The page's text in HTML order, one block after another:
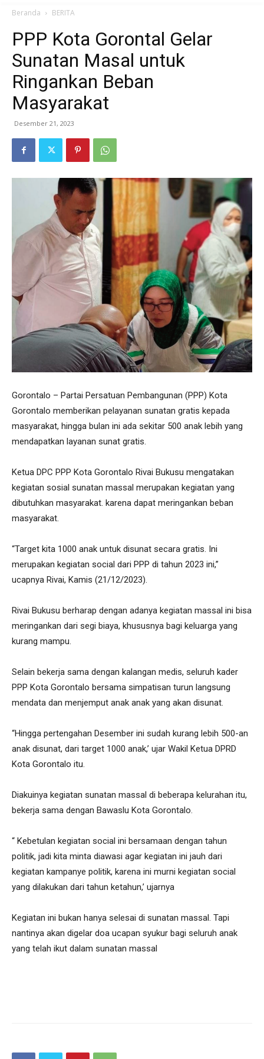
Beranda BERITA
PPP Kota Gorontal Gelar
Sunatan Masal untuk
Ringankan Beban
Masyarakat
Desember 21, 2023
Gorontalo – Partai Persatuan Pembangunan (PPP) Kota
Gorontalo memberikan pelayanan sunatan gratis kepada
masyarakat, hingga bulan ini ada sekitar 500 anak lebih yang
mendapatkan layanan sunat gratis.
Ketua DPC PPP Kota Gorontalo Rivai Bukusu mengatakan
kegiatan sosial sunatan massal merupakan kegiatan yang
dibutuhkan masyarakat. karena dapat meringankan beban
masyarakat.
“Target kita 1000 anak untuk disunat secara gratis. Ini
merupakan kegiatan social dari PPP di tahun 2023 ini,”
ucapnya Rivai, Kamis (21/12/2023).
Rivai Bukusu berharap dengan adanya kegiatan massal ini bisa
meringankan dari segi biaya, khususnya bagi keluarga yang
kurang mampu.
Selain bekerja sama dengan kalangan medis, seluruh kader
PPP Kota Gorontalo bersama simpatisan turun langsung
mendata dan menjemput anak anak yang akan disunat.
“Hingga pertengahan Desember ini sudah kurang lebih 500-an
anak disunat, dari target 1000 anak,’ ujar Wakil Ketua DPRD
Kota Gorontalo itu.
Diakuinya kegiatan sunatan massal di beberapa kelurahan itu,
bekerja sama dengan Bawaslu Kota Gorontalo.
“ Kebetulan kegiatan social ini bersamaan dengan tahun
politik, jadi kita minta diawasi agar kegiatan ini jauh dari
kegiatan kampanye politik, karena ini murni kegiatan social
yang dilakukan dari tahun ketahun,’ ujarnya
Kegiatan ini bukan hanya selesai di sunatan massal. Tapi
nantinya akan digelar doa ucapan syukur bagi seluruh anak
yang telah ikut dalam sunatan massal